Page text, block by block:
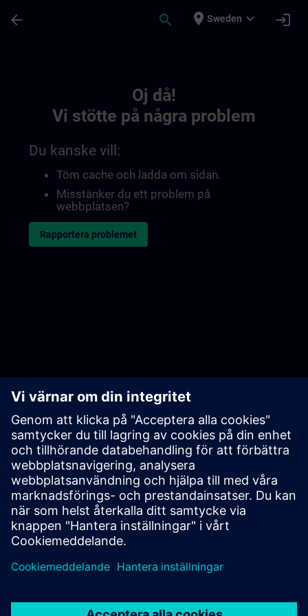
arrow_back search place Sweden expand_more login
Oj då!
Vi stötte på några problem
Du kanske vill:
Töm cache och ladda om sidan.
Misstänker du ett problem på
webbplatsen?
Rapportera problemet